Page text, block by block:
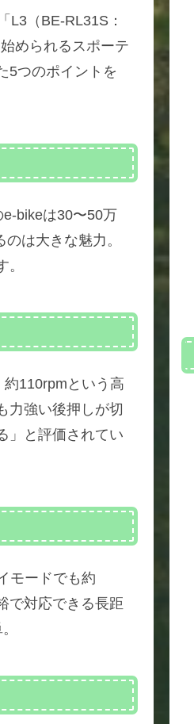
L3（BE-RL31S：
められるスポーテ
5つのポイントを
bikeは30〜50万
は大きな魅力。
110rpmという高
力強い後押しが切
」と評価されてい
モードでも約
で対応できる長距